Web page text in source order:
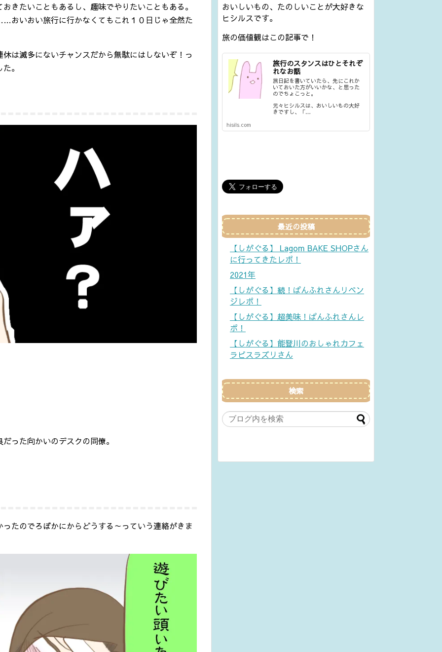
きたいこともあるし、趣味でやりたいこともある。
おいおい旅行に行かなくてもこれ１０日じゃ全然た
は滅多にないチャンスだから無駄にはしないぞ！っ
。
った向かいのデスクの同僚。
たのでろぼかにからどうする～っていう連絡がきま
おいしいもの、たのしいことが大好きな
ヒシルスです。
旅の価値観はこの記事で！
旅行のスタンスはひとそれぞ
れなお話
旅日記を書いていたら、先にこれか
いておいた方がいいかな、と思った
のでちょこっと。
元々ヒシルスは、おいしいもの大好
きですし、「…
hisils.com
最近の投稿
【しがぐる】 Lagom BAKE SHOPさん
に行ってきたレポ！
2021年
【しがぐる】続！ぱんふれさんリベン
ジレポ！
【しがぐる】超美味！ぱんふれさんレ
ポ！
【しがぐる】能登川のおしゃれカフェ
ラピスラズリさん
検索